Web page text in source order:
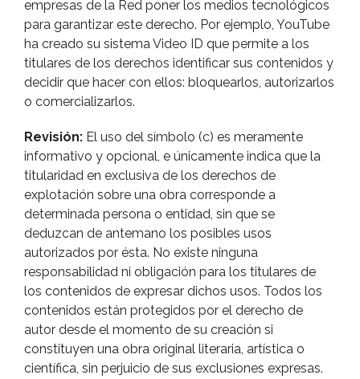
empresas de la Red poner los medios tecnológicos
para garantizar este derecho. Por ejemplo, YouTube
ha creado su sistema Video ID que permite a los
titulares de los derechos identificar sus contenidos y
decidir que hacer con ellos: bloquearlos, autorizarlos
o comercializarlos.
Revisión: El uso del sí­mbolo (c) es meramente
informativo y opcional, e únicamente indica que la
titularidad en exclusiva de los derechos de
explotación sobre una obra corresponde a
determinada persona o entidad, sin que se
deduzcan de antemano los posibles usos
autorizados por ésta. No existe ninguna
responsabilidad ni obligación para los titulares de
los contenidos de expresar dichos usos. Todos los
contenidos están protegidos por el derecho de
autor desde el momento de su creación si
constituyen una obra original literaria, artí­stica o
cientí­fica, sin perjuicio de sus exclusiones expresas.